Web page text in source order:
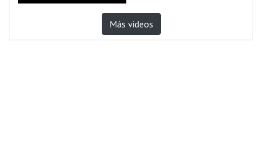
Más videos